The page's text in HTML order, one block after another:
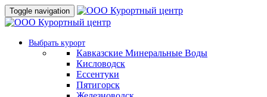
Toggle navigation
Выбрать курорт
Кавказские Минеральные Воды
Кисловодск
Ессентуки
Пятигорск